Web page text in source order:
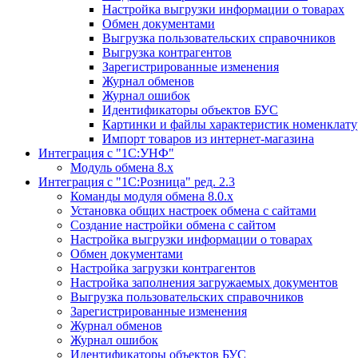
Настройка выгрузки информации о товарах
Обмен документами
Выгрузка пользовательских справочников
Выгрузка контрагентов
Зарегистрированные изменения
Журнал обменов
Журнал ошибок
Идентификаторы объектов БУС
Картинки и файлы характеристик
Импорт товаров из интернет-магазина
Интеграция с "1С:УНФ"
Модуль обмена 8.х
Интеграция с "1С:Розница" ред. 2.3
Команды модуля обмена 8.0.х
Установка общих настроек обмена с сайтами
Создание настройки обмена с сайтом
Настройка выгрузки информации о товарах
Обмен документами
Настройка загрузки контрагентов
Настройка заполнения загружаемых документов
Выгрузка пользовательских справочников
Зарегистрированные изменения
Журнал обменов
Журнал ошибок
Идентификаторы объектов БУС